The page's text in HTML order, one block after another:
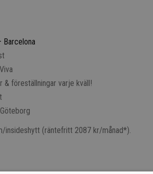
Barcelona
& föreställningar varje kväll!
insideshytt (räntefritt 2087 kr/månad*).